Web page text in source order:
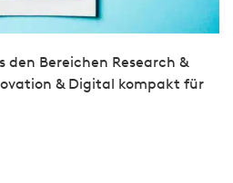
den Bereichen Research &
& Digital kompakt für